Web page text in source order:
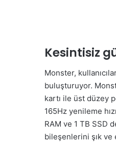
Kesintisiz
Monster,
buluşturuyor.
kartı ile üst düzey
165Hz yenileme
RAM ve 1 TB SSD
bileşenlerini şık ve